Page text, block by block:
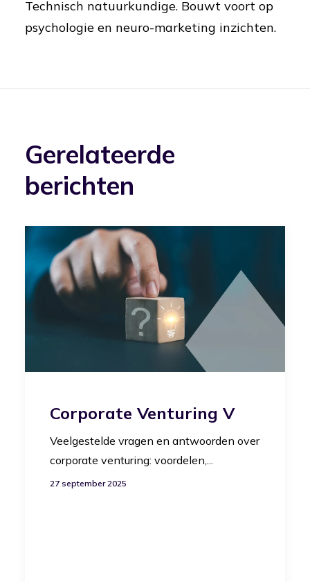
Technisch natuurkundige. Bouwt voort op
psychologie en neuro-marketing inzichten.
Gerelateerde
berichten
Corporate Venturing V
Veelgestelde vragen en antwoorden over
corporate venturing: voordelen,...
27 september 2025